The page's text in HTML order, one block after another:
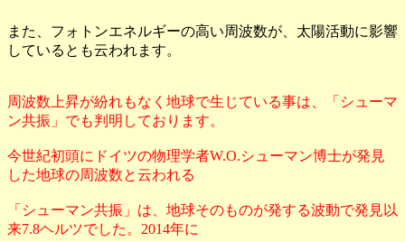
また、フォトンエネルギーの高い周波数が、太陽活動に影響
しているとも云われます。
周波数上昇が紛れもなく地球で生じている事は、「シューマ
ン共振」でも判明しております。
今世紀初頭にドイツの物理学者W.O.シューマン博士が発見
した地球の周波数と云われる
「シューマン共振」は、地球そのものが発する波動で発見以
来7.8ヘルツでした。2014年に